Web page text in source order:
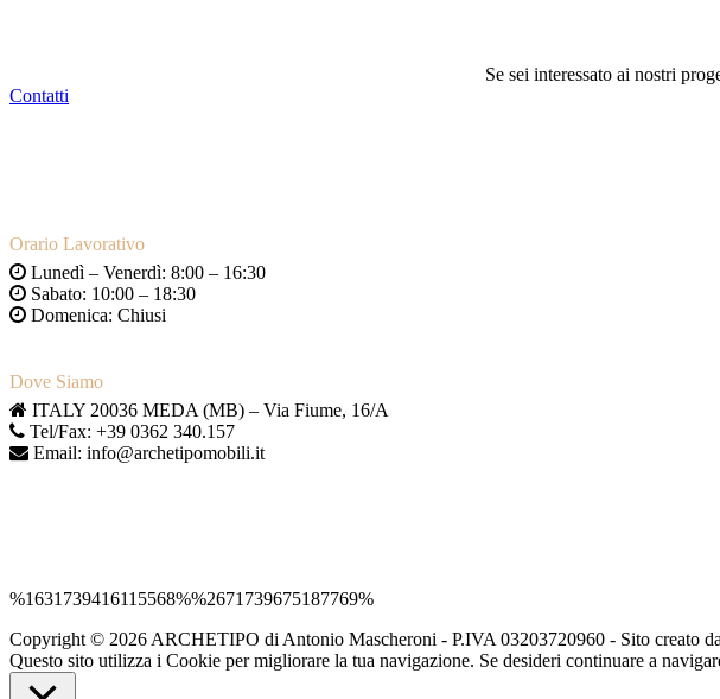
Se sei interessato ai nostri
Contatti
Orario Lavorativo
Lunedì – Venerdì: 8:00 – 16:30
Sabato: 10:00 – 18:30
Domenica: Chiusi
Dove Siamo
ITALY 20036 MEDA (MB) – Via Fiume, 16/A
Tel/Fax: +39 0362 340.157
Email: info@archetipomobili.it
%1631739416115568%%2671739675187769%
Copyright © 2026 ARCHETIPO di Antonio Mascheroni - P.IVA 03203720960 - Sito creato
Questo sito utilizza i Cookie per migliorare la tua navigazione. Se desideri continuare a